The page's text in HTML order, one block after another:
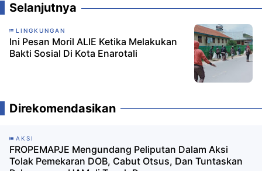
Selanjutnya
LINGKUNGAN
Ini Pesan Moril ALIE Ketika Melakukan
Bakti Sosial Di Kota Enarotali
Direkomendasikan
AKSI
FROPEMAPJE Mengundang Peliputan Dalam Aksi
Tolak Pemekaran DOB, Cabut Otsus, Dan Tuntaskan